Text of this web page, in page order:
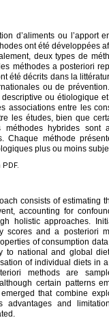
d’aliments ou l’apport
ont été développées
deux types de
méthodes a posteriori
été décrits dans la
ou de
ou étiologique
associations entre les
les études, bien que
hybrides sont
Chaque méthode
plus ou moins
consists of estimating
accounting for
holistic approaches.
scores and a posteriori
of consumption
to national and global
of individual diets in
methods are
certain patterns
that combine
advantages and